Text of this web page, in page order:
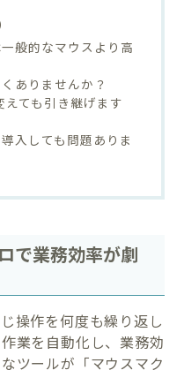
般的なマウスより高
ありませんか？
ても引き継げます
入しても問題ありま
で業務効率が劇
操作を何度も繰り返し
業を自動化し、業務効
ツールが「マウスマク